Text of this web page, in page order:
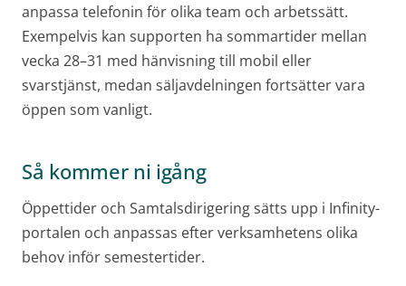
anpassa telefonin för olika team och arbetssätt.
Exempelvis kan supporten ha sommartider mellan
vecka 28–31 med hänvisning till mobil eller
svarstjänst, medan säljavdelningen fortsätter vara
öppen som vanligt.
Så kommer ni igång
Öppettider och Samtalsdirigering sätts upp i Infinity-
portalen och anpassas efter verksamhetens olika
behov inför semestertider.